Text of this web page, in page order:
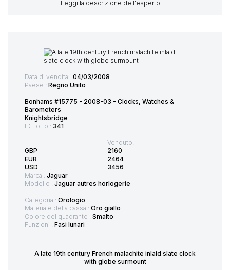
Leggi la descrizione dell'esperto
Data di vendita : 04/03/2008
Paese : Regno Unito
Bonhams #15775 - 2008-03 - Clocks, Watches &
Barometers
Knightsbridge
ID Lotto : 341
GBP
EUR
USD
Venduto:
2160
2464
3456
Marca : Jaguar
Modello : Jaguar autres horlogerie
Categoria : Orologio
Materiale della cassa : Oro giallo
Colore del quadrante : Smalto
Funzioni : Fasi lunari
A late 19th century French malachite inlaid slate clock
with globe surmount